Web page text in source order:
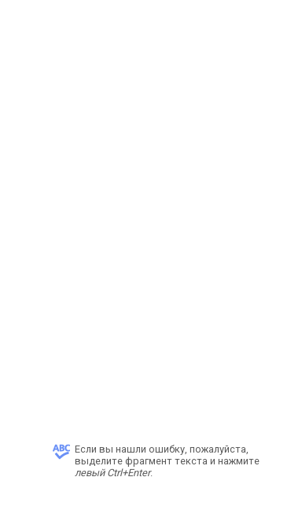
Если вы нашли ошибку, пожалуйста,
выделите фрагмент текста и нажмите
левый Ctrl+Enter.